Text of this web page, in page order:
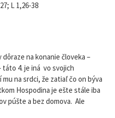
L 1,26-38
na konanie človeka –
4. je iná vo svojich
na srdci, že zatiaľ čo on býva
Hospodina je ešte stále iba
púšte a bez domova. Ale